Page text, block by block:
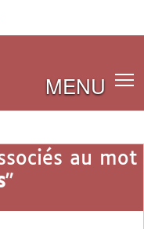
MENU
au mot
"